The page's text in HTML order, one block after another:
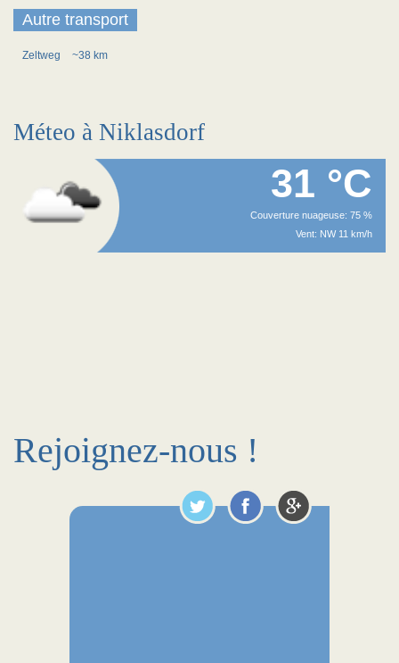
Autre transport
Zeltweg ~38 km
Méteo à Niklasdorf
31 °C
Couverture nuageuse: 75 %
Vent: NW 11 km/h
Rejoignez-nous !